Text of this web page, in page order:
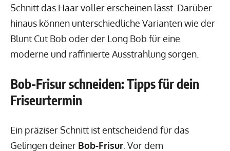
Schnitt das Haar voller erscheinen lässt. Darüber
hinaus können unterschiedliche Varianten wie der
Blunt Cut Bob oder der Long Bob für eine
moderne und raffinierte Ausstrahlung sorgen.
Bob-Frisur schneiden: Tipps für dein
Friseurtermin
Ein präziser Schnitt ist entscheidend für das
Gelingen deiner Bob-Frisur . Vor dem